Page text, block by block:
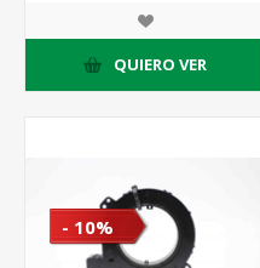
impuestos
QUIERO VER
- 10%